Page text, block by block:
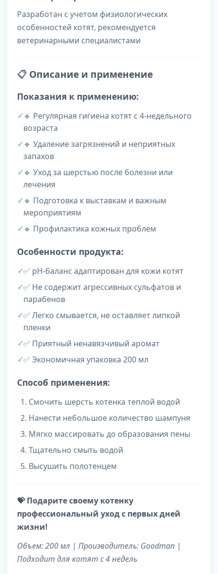
Разработан с учетом физиологических
особенностей котят, рекомендуется
ветеринарными специалистами
📋 Описание и применение
Показания к применению:
🔹 Регулярная гигиена котят с 4-недельного
возраста
🔹 Удаление загрязнений и неприятных
запахов
🔹 Уход за шерстью после болезни или
лечения
🔹 Подготовка к выставкам и важным
мероприятиям
🔹 Профилактика кожных проблем
Особенности продукта:
✅ pH-баланс адаптирован для кожи котят
✅ Не содержит агрессивных сульфатов и
парабенов
✅ Легко смывается, не оставляет липкой
пленки
✅ Приятный ненавязчивый аромат
✅ Экономичная упаковка 200 мл
Способ применения:
Смочить шерсть котенка теплой водой
Нанести небольшое количество шампуня
Мягко массировать до образования пены
Тщательно смыть водой
Высушить полотенцем
💝 Подарите своему котенку
профессиональный уход с первых дней
жизни!
Объем: 200 мл | Производитель: Goodman |
Подходит для котят с 4 недель